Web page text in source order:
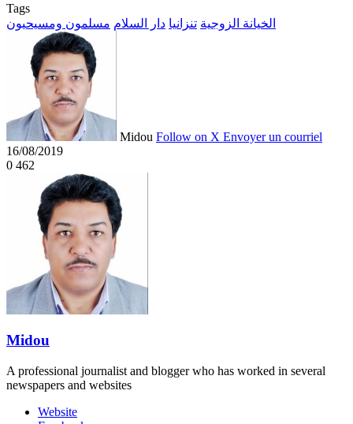
Tags
الخيانة الزوجية تنزانيا دار السلام مسلمون ومسيحيون
Midou Follow on X Envoyer un courriel
16/08/2019
0 462
Midou
A professional journalist and blogger who has worked in several
newspapers and websites
Website